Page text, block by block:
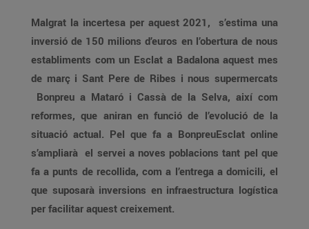
Malgrat la incertesa per aquest 2021, s’estima una
inversió de 150 milions d’euros en l’obertura de nous
establiments com un Esclat a Badalona aquest mes
de març i Sant Pere de Ribes i nous supermercats
Bonpreu a Mataró i Cassà de la Selva, així com
reformes, que aniran en funció de l’evolució de la
situació actual. Pel que fa a BonpreuEsclat online
s’ampliarà el servei a noves poblacions tant pel que
fa a punts de recollida, com a l’entrega a domicili, el
que suposarà inversions en infraestructura logística
per facilitar aquest creixement.